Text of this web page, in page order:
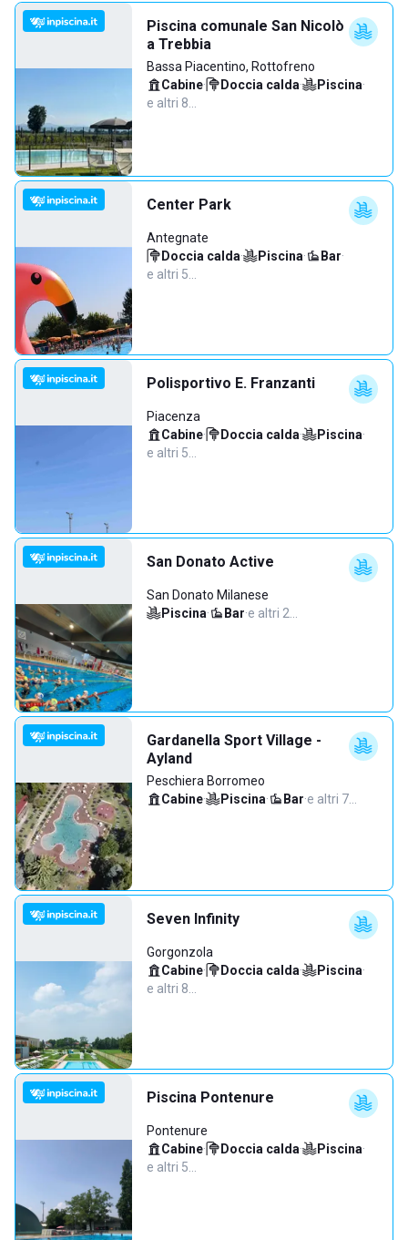
Piscina comunale San Nicolò
a Trebbia
Bassa Piacentino, Rottofreno
Cabine· Doccia calda· Piscina·
e altri 8…
Center Park
Antegnate
Doccia calda· Piscina· Bar·
e altri 5…
Polisportivo E. Franzanti
Piacenza
Cabine· Doccia calda· Piscina·
e altri 5…
San Donato Active
San Donato Milanese
Piscina· Bar·e altri 2…
Gardanella Sport Village -
Ayland
Peschiera Borromeo
Cabine· Piscina· Bar·e altri 7…
Seven Infinity
Gorgonzola
Cabine· Doccia calda· Piscina·
e altri 8…
Piscina Pontenure
Pontenure
Cabine· Doccia calda· Piscina·
e altri 5…